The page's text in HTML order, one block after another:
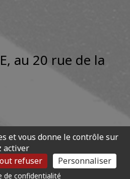
et vous donne le contrôle sur
activer
refuser Personnaliser
de confidentialité
, au 20 rue de la
Rue du faubourg